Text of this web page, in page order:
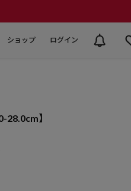
ショップ ログイン
28.0cm】